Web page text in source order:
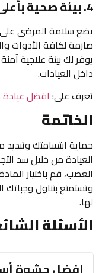
4. بيئة صحية بأعلى مستويات التعقيم
يضع سلامة المرضى على
صارمة لكافة الأدوات
يوفر لك بيئة علاجية
داخل العيادات.
تعرف على: افضل
الخاتمة
حماية ابتسامتك
العيادة من خلال سد
العصب، قم باختيار
وتستمتع بتناول
لها.
الأسئلة